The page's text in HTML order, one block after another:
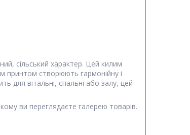
сільський характер. Цей килим
принтом створюють гармонійну і
для вітальні, спальні або залу, цей
ви переглядаєте галерею товарів.